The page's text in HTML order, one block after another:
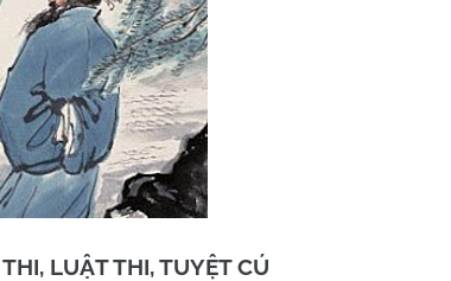
LUẬT THI, TUYỆT CÚ